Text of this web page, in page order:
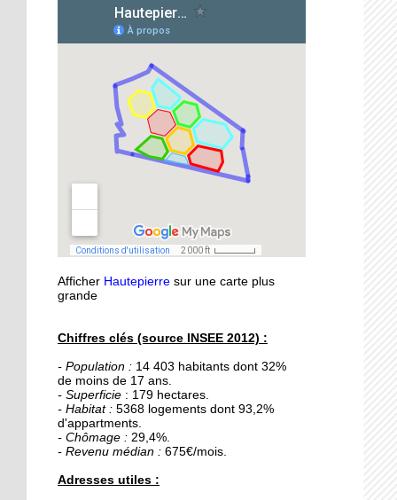
23 septembre 2015
21 septembre 2015
Nouvelle médiathèque :
les usagers satisfaits
pour le lycée musulman
18 septembre 2015
Les percus comme vous
16 septembre 2015
De la Passerelle au
Ricochet
16 septembre 2015
Table et Culture
Afficher Hautepierre sur une carte plus
grande
Chiffres clés (source INSEE 2012) :
- Population : 14 403 habitants dont 32%
de moins de 17 ans.
- Superficie : 179 hectares.
- Habitat : 5368 logements dont 93,2%
d'appartments.
- Chômage : 29,4%.
- Revenu médian : 675€/mois.
Adresses utiles :